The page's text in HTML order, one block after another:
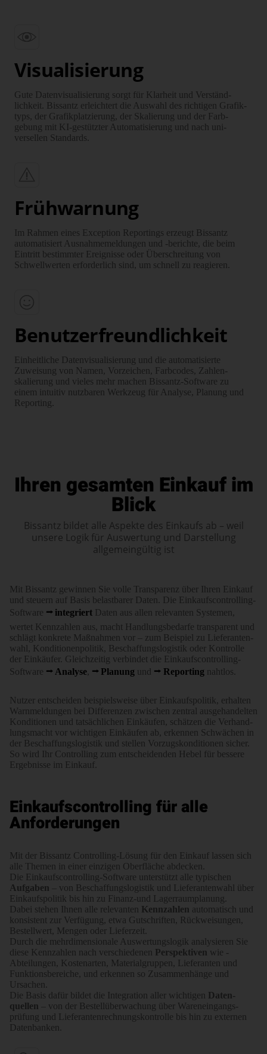
Visualisierung
Gute Daten­visuali­sierung sorgt für Klarheit und Verständ­
lichkeit. Bissantz erleichtert die Auswahl des richtigen Grafik­
typs, der Grafik­platzierung, der Skalierung und der Farb­
gebung mit KI-gestützter Auto­mati­sierung und nach uni­
versellen Standards.
Frühwarnung
Im Rahmen eines Exception Reportings erzeugt Bissantz
automatisiert Ausnahme­meldungen und -berichte, die beim
Eintritt bestimmter Ereignisse oder Über­schreitung von
Schwell­werten erforderlich sind, um schnell zu reagieren.
Benutzerfreundlichkeit
Einheitliche Daten­visualisierung und die auto­matisierte
Zuweisung von Namen, Vorzeichen, Farb­codes, Zahlen­
skalierung und vieles mehr machen Bissantz-Software zu
einem intuitiv nutzbaren Werk­zeug für Analyse, Planung und
Reporting.
Ihren gesamten Einkauf im
Blick
Bissantz bildet alle Aspekte des Einkaufs ab – weil
unsere Logik für Auswertung und Darstellung
allgemeingültig ist
Mit Bissantz gewinnen Sie volle Trans­parenz über Ihren Einkauf
und steuern auf Basis belast­barer Daten. Die Einkaufs­controlling-
Software
integriert Daten aus allen relevanten Systemen,
wertet Kenn­zahlen aus, macht Handlungs­bedarfe trans­parent und
schlägt konkrete Maßnahmen vor – zum Beispiel zu Lieferanten­
wahl, Kondi­tionen­po­litik, Beschaf­fungs­logistik oder Kontrolle
der Einkäufer. Gleich­zeitig verbindet die Einkaufs­controlling-
Software
Analyse, Planung und Reporting nahtlos.
Nutzer entscheiden beispiels­weise über Einkaufs­politik, erhalten
Warn­mel­dungen bei Differenzen zwischen zentral ausge­handelten
Konditionen und tatsäch­lichen Einkäufen, schätzen die Verhand­
lungs­macht vor wichtigen Einkäufen ab, erkennen Schwächen in
der Beschaf­fungs­logistik und stellen Vorzugs­kon­di­tionen sicher.
So wird Ihr Controlling zum ent­schei­denden Hebel für bessere
Ergebnisse im Einkauf.
Einkaufscontrolling für alle
Anforderungen
Mit der Bissantz Controlling-Lösung für den Einkauf lassen sich
alle Themen in einer einzigen Ober­fläche abdecken.
Die Einkaufs­controlling-Software unter­­stützt alle typischen
Aufgaben – von Beschaf­fungs­logistik und Lieferanten­wahl über
Einkaufs­politik­ bis hin zu Finanz-und Lager­raumplanung.
Dabei stehen Ihnen alle relevanten Kenn­zahlen auto­matisch und
konsistent zur Verfügung, etwa Gut­schriften, Rück­wei­sungen,
Bestell­wert, Mengen oder ­Lieferzeit.
Durch die mehr­­dimen­si­o­nale Auswertungs­logik analysieren Sie
diese Kenn­­zahlen nach verschie­denen Perspek­­tiven wie ­
Abteilungen, Kosten­­arten, Material­gruppen, Lieferanten und
Funktions­bereiche, und erkennen so Zusammen­­hänge und
Ursachen.
Die Basis dafür bildet die Inte­­gration aller wichtigen Daten­­
quellen – von der Bestell­über­wachung über Waren­ein­gangs­
prüfung und ­Liefe­ranten­rech­nungs­kon­trolle bis hin zu externen
Datenbanken.